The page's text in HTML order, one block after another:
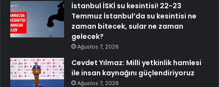
İstanbul İSKİ su kesintisi! 22-23
Temmuz İstanbul’da su kesintisi ne
zaman bitecek, sular ne zaman
gelecek?
Ağustos 7, 2026
Cevdet Yılmaz: Milli yetkinlik hamlesi
ile insan kaynağını güçlendiriyoruz
Ağustos 7, 2026